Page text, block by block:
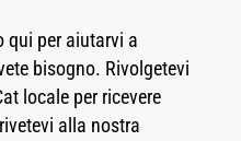
qui per aiutarvi a
bisogno. Rivolgetevi
locale per ricevere
alla nostra